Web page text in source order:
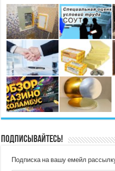
Подписывайтесь!
Подписка на вашу емейл